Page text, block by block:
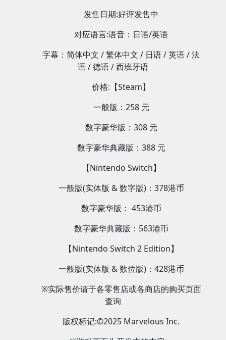
发售日期:好评发售中
对应语言:语音：日语/英语
字幕：简体中文 / 繁体中文 / 日语 / 英语 / 法
语 / 德语 / 西班牙语
价格:【Steam】
一般版：258 元
数字豪华版：308 元
数字豪华典藏版：388 元
【Nintendo Switch】
一般版(实体版 & 数字版)：378港币
数字豪华版： 453港币
数字豪华典藏版：563港币
【Nintendo Switch 2 Edition】
一般版(实体版 & 数位版)：428港币
※实际售价请于各零售店或各商店的购买页面
查询
版权标记:©2025 Marvelous Inc.